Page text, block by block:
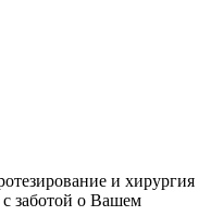
и хирургия
заботой о Вашем